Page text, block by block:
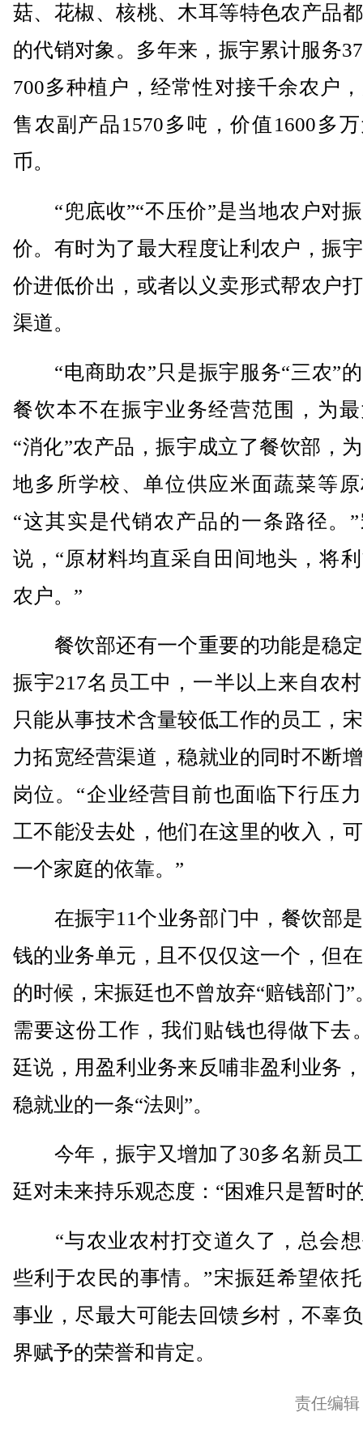
菇、花椒、核桃、木耳等特色农产品
的代销对象。多年来，振宇累计服务
700多种植户，经常性对接千余农户
售农副产品1570多吨，价值1600多
币。
“兜底收”“不压价”是当地农户对
价。有时为了最大程度让利农户，振
价进低价出，或者以义卖形式帮农户
渠道。
“电商助农”只是振宇服务“三农”
餐饮本不在振宇业务经营范围，为
“消化”农产品，振宇成立了餐饮部，
地多所学校、单位供应米面蔬菜等
“这其实是代销农产品的一条路径。
说，“原材料均直采自田间地头，将
农户。”
餐饮部还有一个重要的功能是稳
振宇217名员工中，一半以上来自农
只能从事技术含量较低工作的员工，
力拓宽经营渠道，稳就业的同时不断
岗位。“企业经营目前也面临下行压
工不能没去处，他们在这里的收入，
一个家庭的依靠。”
在振宇11个业务部门中，餐饮部
钱的业务单元，且不仅仅这一个，但
的时候，宋振廷也不曾放弃“赔钱部门”
需要这份工作，我们贴钱也得做下去
廷说，用盈利业务来反哺非盈利业务
稳就业的一条“法则”。
今年，振宇又增加了30多名新员
廷对未来持乐观态度：“困难只是暂时
“与农业农村打交道久了，总会想
些利于农民的事情。”宋振廷希望依
事业，尽最大可能去回馈乡村，不辜
界赋予的荣誉和肯定。
责任编